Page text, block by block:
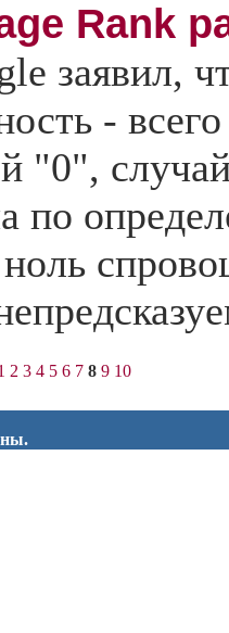
Rank
заявил,
-
"0",
по
2 3 4 5 6 7 8 9 10